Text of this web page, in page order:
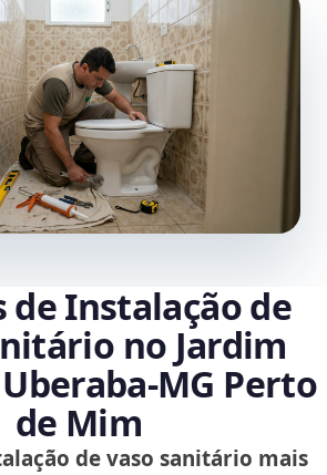
de Instalação de
no Jardim
Perto
de Mim
de vaso sanitário mais